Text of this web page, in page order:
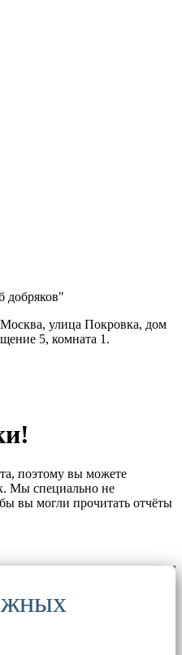
добряков"
улица Покровка, дом
5, комната 1.
поэтому вы можете
Мы специально не
вы могли прочитать отчёты